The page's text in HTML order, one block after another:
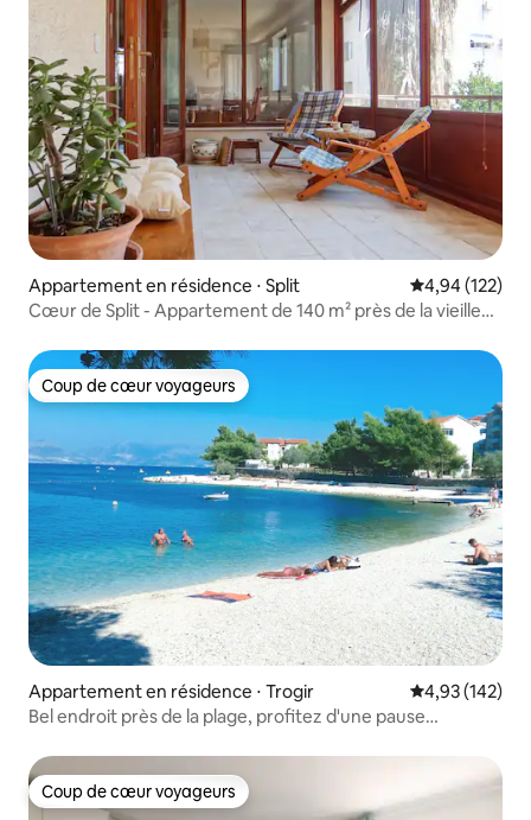
Appartement en résidence ⋅ Split Évaluation
4,94 (122)
Cœur de Split - Appartement de 140 m² près de la vieille
Coup de cœur voyageurs
Coup de cœur voyageurs
Appartement en résidence ⋅ Trogir Évaluation
4,93 (142)
Bel endroit près de la plage, profitez d'une pause
Coup de cœur voyageurs
Coup de cœur voyageurs